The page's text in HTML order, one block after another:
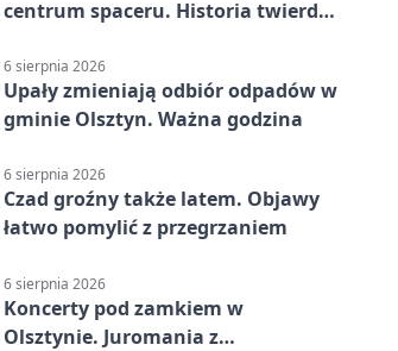
centrum spaceru. Historia twierdzy
6 sierpnia 2026
Upały zmieniają odbiór odpadów w
gminie Olsztyn. Ważna godzina
6 sierpnia 2026
Czad groźny także latem. Objawy
łatwo pomylić z przegrzaniem
6 sierpnia 2026
Koncerty pod zamkiem w
Olsztynie. Juromania z